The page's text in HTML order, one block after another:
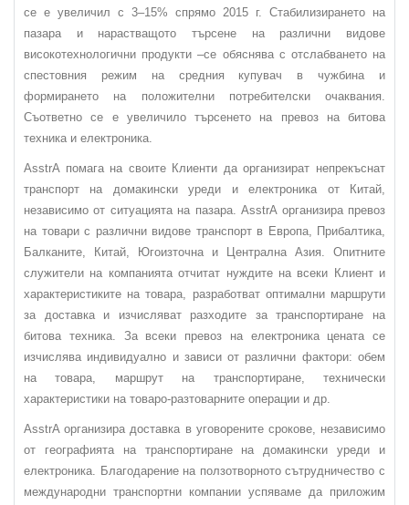
се е увеличил с 3–15% спрямо 2015 г. Стабилизирането на
пазара и нарастващото търсене на различни видове
високотехнологични продукти –се обяснява с отслабването на
спестовния режим на средния купувач в чужбина и
формирането на положителни потребителски очаквания.
Съответно се е увеличило търсенето на превоз на битова
техника и електроника.
AsstrA помага на своите Клиенти да организират непрекъснат
транспорт на домакински уреди и електроника от Китай,
независимо от ситуацията на пазара. AsstrA организира превоз
на товари с различни видове транспорт в Европа, Прибалтика,
Балканите, Китай, Югоизточна и Централна Азия. Опитните
служители на компанията отчитат нуждите на всеки Клиент и
характеристиките на товара, разработват оптимални маршрути
за доставка и изчисляват разходите за транспортиране на
битова техника. За всеки превоз на електроника цената се
изчислява индивидуално и зависи от различни фактори: обем
на товара, маршрут на транспортиране, технически
характеристики на товаро-разтоварните операции и др.
AsstrA организира доставка в уговорените срокове, независимо
от географията на транспортиране на домакински уреди и
електроника. Благодарение на ползотворното сътрудничество с
международни транспортни компании успяваме да приложим